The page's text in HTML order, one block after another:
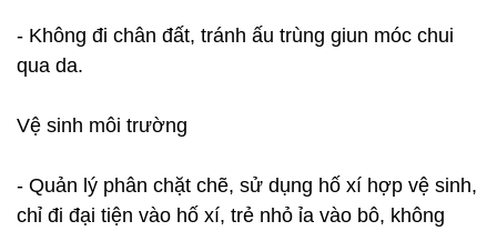
- Không đi chân đất, tránh ấu trùng giun móc chui
qua da.
Vệ sinh môi trường
- Quản lý phân chặt chẽ, sử dụng hố xí hợp vệ sinh,
chỉ đi đại tiện vào hố xí, trẻ nhỏ ỉa vào bô, không